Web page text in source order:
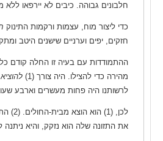
חלבונים גבוהה. כיבים לא יירפאו
כדי ליצור מוח, עצמות ורקמות התינוק
חזקים, יפים וערניים שישנים היטב
ההתמודדות עם בעיה זו החלה קודם כל
מהירה כדי להצילו. היה צורך (1)
להוציא
לרשותנו היה פחות מעשרים וארבע
את התזונה שלה הוא נזקק, והיא ניתנה